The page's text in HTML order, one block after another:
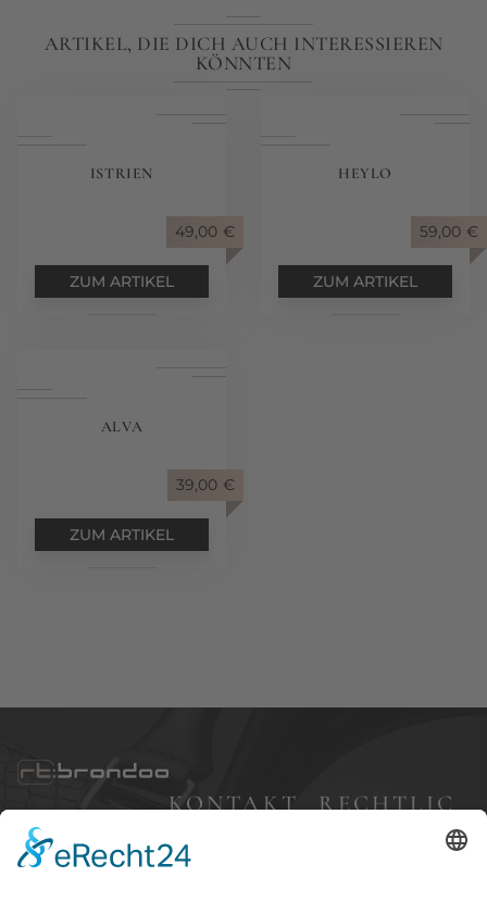
ARTIKEL, DIE DICH AUCH INTERESSIEREN
KÖNNTEN
ISTRIEN
49,00 €
ZUM ARTIKEL
HEYLO
59,00 €
ZUM ARTIKEL
ALVA
39,00 €
ZUM ARTIKEL
KONTAKT
RECHTLIC